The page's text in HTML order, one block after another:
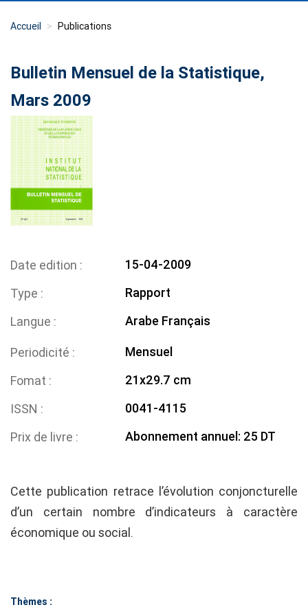
Accueil Publications
Bulletin Mensuel de la Statistique,
Mars 2009
Date edition
15-04-2009
Type
Rapport
Langue
Arabe Français
Periodicité
Mensuel
Fomat
21x29.7 cm
ISSN
0041-4115
Prix de livre
Abonnement annuel: 25 DT
Cette publication retrace l’évolution conjoncturelle
d’un certain nombre d’indicateurs à caractère
économique ou social.
Thèmes :